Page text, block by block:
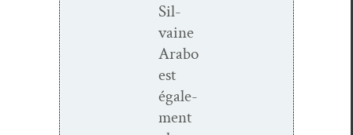
Sil­
vaine
Arabo
est
égale­
ment